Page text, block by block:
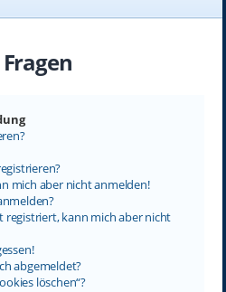
mich aber nicht anmelden!
registriert, kann mich aber nicht
abgemeldet?
löschen“?